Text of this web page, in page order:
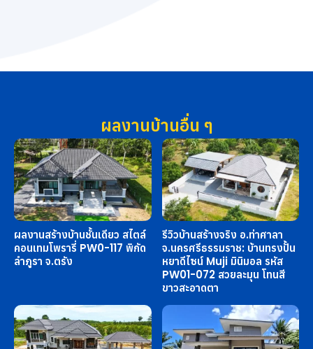
ผลงานบ้านอื่น ๆ
ผลงานสร้างบ้านชั้นเดียว สไตล์
คอนเทมโพรารี่ PW0-117 พิกัด
ลำภูรา จ.ตรัง
รีวิวบ้านสร้างจริง อ.ท่าศาลา
จ.นครศรีธรรมราช: บ้านทรงปั้น
หยาดีไซน์ Muji มินิมอล รหัส
PW01-072 สวยละมุน โทนสี
ขาวสะอาดตา